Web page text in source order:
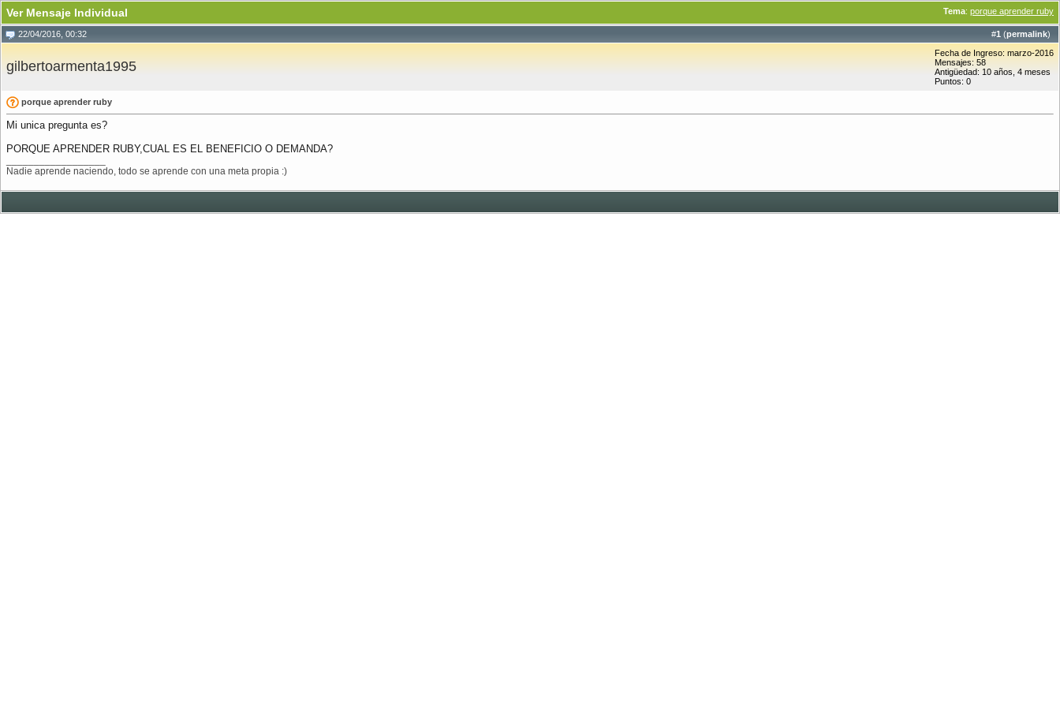
Tema: porque aprender ruby
Ver Mensaje Individual
#1 (permalink)
22/04/2016, 00:32
gilbertoarmenta1995
Fecha de Ingreso: marzo-2016
Mensajes: 58
Antigüedad: 10 años, 4 meses
Puntos: 0
porque aprender ruby
Mi unica pregunta es?
PORQUE APRENDER RUBY,CUAL ES EL BENEFICIO O DEMANDA?
Nadie aprende naciendo, todo se aprende con una meta propia :)